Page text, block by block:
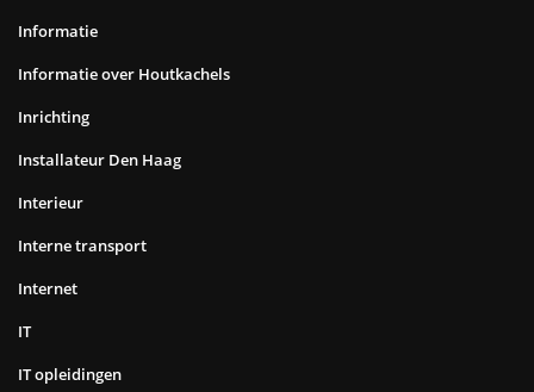
Informatie
Informatie over Houtkachels
Inrichting
Installateur Den Haag
Interieur
Interne transport
Internet
IT
IT opleidingen